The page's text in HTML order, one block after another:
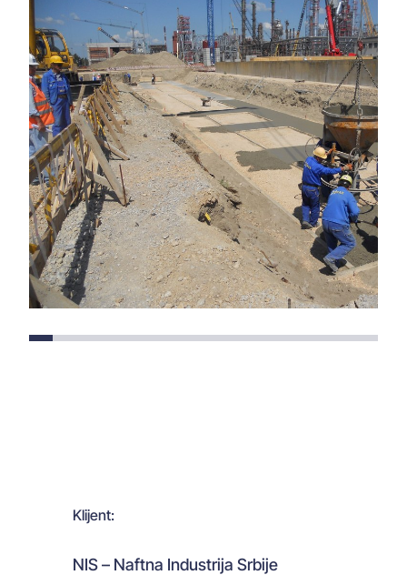
Klijent:
NIS – Naftna Industrija Srbije